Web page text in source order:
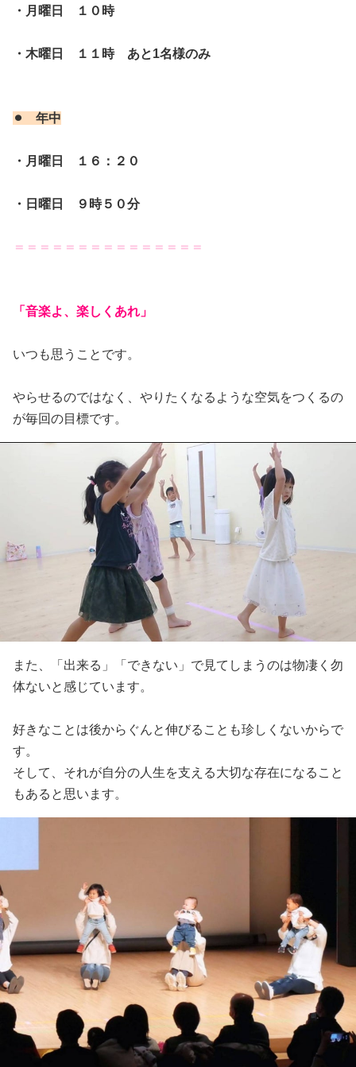
・月曜日 １０時
・木曜日 １１時 あと1名様のみ
⚫︎ 年中
・月曜日 １６：２０
・日曜日 ９時５０分
＝＝＝＝＝＝＝＝＝＝＝＝＝＝＝
「音楽よ、楽しくあれ」
いつも思うことです。
やらせるのではなく、やりたくなるような空気をつくるの
が毎回の目標です。
また、「出来る」「できない」で見てしまうのは物凄く勿
体ないと感じています。
好きなことは後からぐんと伸びることも珍しくないからで
す。
そして、それが自分の人生を支える大切な存在になること
もあると思います。